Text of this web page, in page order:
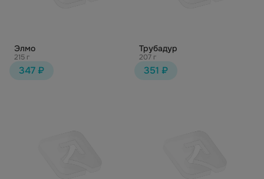
Элмо
215 г
347 ₽
Трубадур
207 г
351 ₽